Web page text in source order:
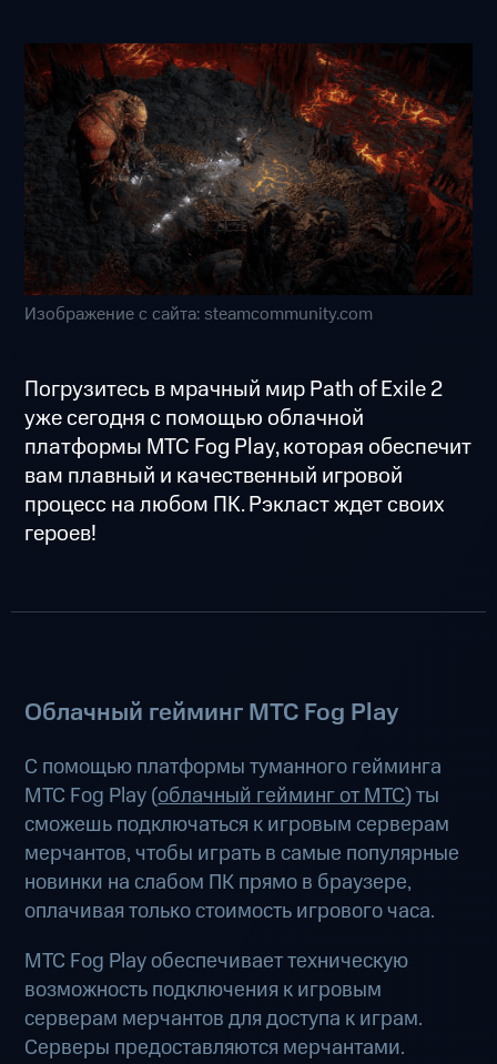
Изображение с сайта: steamcommunity.com
Погрузитесь в мрачный мир Path of Exile 2
уже сегодня с помощью облачной
платформы МТС Fog Play, которая обеспечит
вам плавный и качественный игровой
процесс на любом ПК. Рэкласт ждет своих
героев!
Облачный гейминг МТС Fog Play
С помощью платформы туманного гейминга
МТС Fog Play (облачный гейминг от МТС) ты
сможешь подключаться к игровым серверам
мерчантов, чтобы играть в самые популярные
новинки на слабом ПК прямо в браузере,
оплачивая только стоимость игрового часа.
МТС Fog Play обеспечивает техническую
возможность подключения к игровым
серверам мерчантов для доступа к играм.
Серверы предоставляются мерчантами.